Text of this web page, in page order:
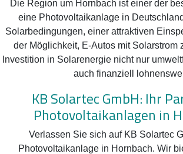
Die Region um Hornbach ist einer der
eine Photovoltaikanlage in
Solarbedingungen, einer attraktiven
der Möglichkeit, E-Autos mit Solarstrom
Investition in Solarenergie nicht nur
auch finanziell
KB Solartec GmbH: Ihr
Photovoltaikanlagen in
Verlassen Sie sich auf KB Solartec
Photovoltaikanlage in Hornbach. Wir